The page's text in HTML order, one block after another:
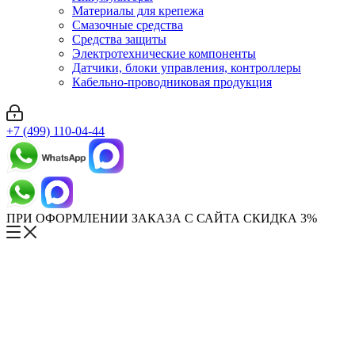
Материалы для крепежа
Смазочные средства
Средства защиты
Электротехнические компоненты
Датчики, блоки управления, контроллеры
Кабельно-проводниковая продукция
+7 (499) 110-04-44
ПРИ ОФОРМЛЕНИИ ЗАКАЗА С САЙТА СКИДКА 3%